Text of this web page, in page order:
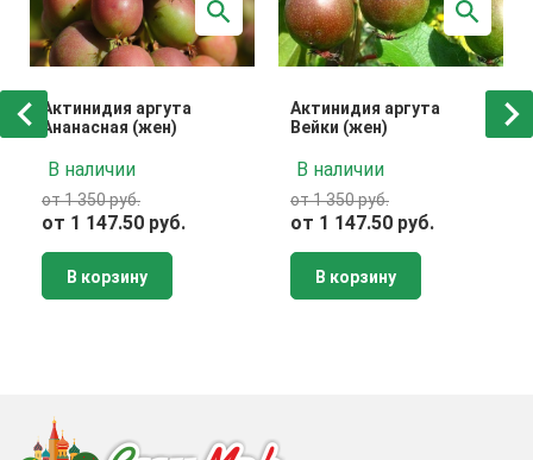
Актинидия аргута
Ананасная (жен)
В наличии
от 1 350 руб.
от 1 147.50 руб.
В корзину
Актинидия аргута
Вейки (жен)
В наличии
от 1 350 руб.
от 1 147.50 руб.
В корзину